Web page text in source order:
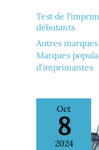
Test de
débutants
Autres
Marques
d'imprimantes
Oct
8
2024